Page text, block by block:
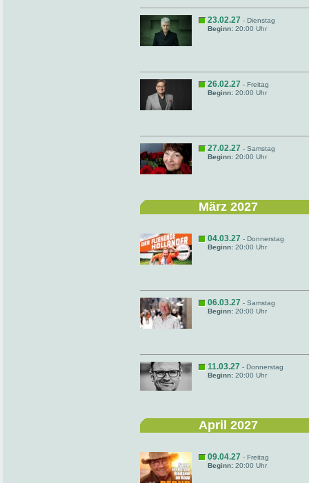
23.02.27 - Dienstag
Beginn: 20:00 Uhr
26.02.27 - Freitag
Beginn: 20:00 Uhr
27.02.27 - Samstag
Beginn: 20:00 Uhr
März 2027
04.03.27 - Donnerstag
Beginn: 20:00 Uhr
06.03.27 - Samstag
Beginn: 20:00 Uhr
11.03.27 - Donnerstag
Beginn: 20:00 Uhr
April 2027
09.04.27 - Freitag
Beginn: 20:00 Uhr